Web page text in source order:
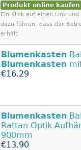
Produkt online kaufen
Ein Klick auf einen Link
dazu führen, dass der
erhält.
Blumenkasten
Blumenkasten
€16.29
Blumenkasten
Rattan Optik
900mm
€13.90